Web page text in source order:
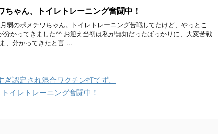
ちゃん、トイレトレーニング奮闘中！
弱のポメチワちゃん。トイレトレーニング苦戦してたけど、やっとこ
分かってきました^^ お迎え当初は私が無知だったばっかりに、大変苦戦
、分かってきたと言 ...
認定され混合ワクチン打てず。
イレトレーニング奮闘中！